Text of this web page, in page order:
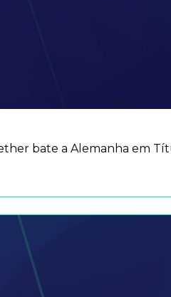
bate a Alemanha em